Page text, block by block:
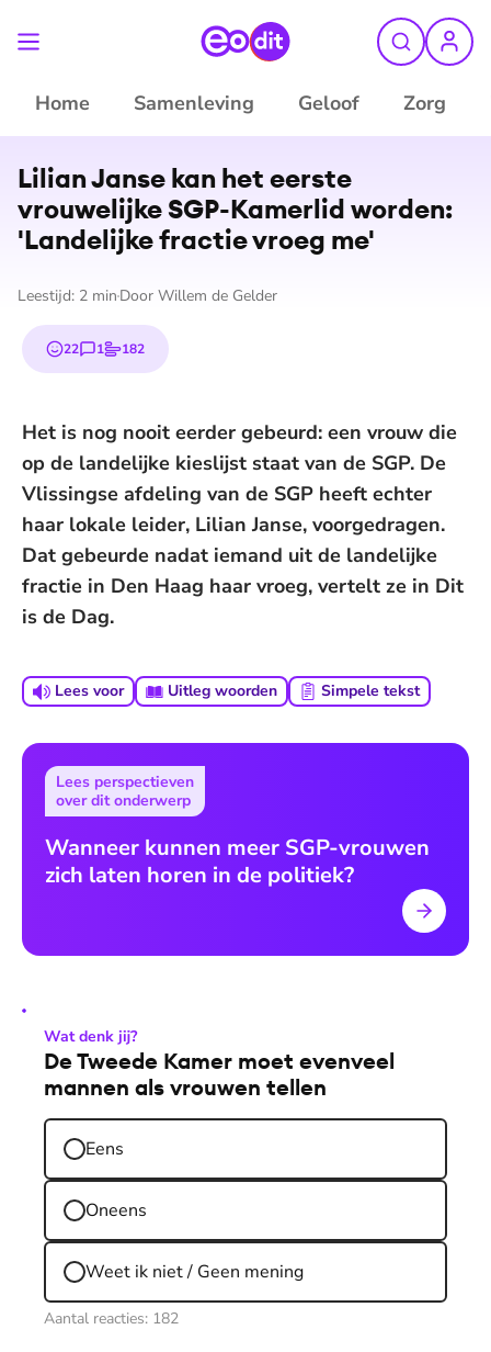
Home Samenleving Geloof Zorg
Lilian Janse kan het eerste
vrouwelijke SGP-Kamerlid worden:
'Landelijke fractie vroeg me'
Leestijd: 2 min Door Willem de Gelder
22
emojis1
reactie182
stem
Het is nog nooit eerder gebeurd: een vrouw die
op de landelijke kieslijst staat van de SGP. De
Vlissingse afdeling van de SGP heeft echter
haar lokale leider, Lilian Janse, voorgedragen.
Dat gebeurde nadat iemand uit de landelijke
fractie in Den Haag haar vroeg, vertelt ze in Dit
is de Dag.
Lees voor Uitleg woorden Simpele tekst
Lees perspectieven
over dit onderwerp
Wanneer kunnen meer SGP-vrouwen
zich laten horen in de politiek?
Wat denk jij?
De Tweede Kamer moet evenveel
mannen als vrouwen tellen
Eens
Oneens
Weet ik niet / Geen mening
Aantal reacties: 182